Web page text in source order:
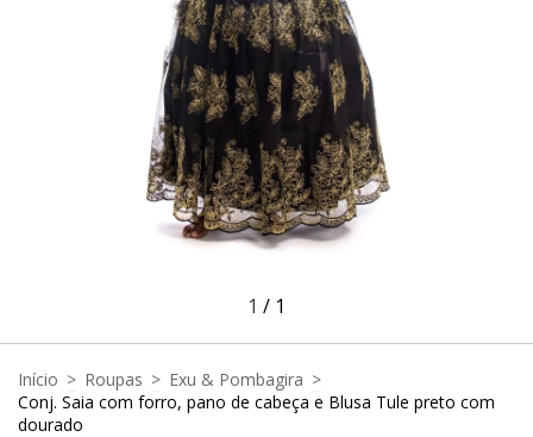
1 / 1
Início > Roupas > Exu & Pombagira >
Conj. Saia com forro, pano de cabeça e Blusa Tule preto com
dourado